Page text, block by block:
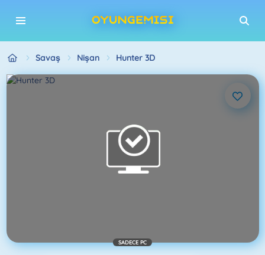
Savaş Nişan Hunter 3D
SADECE PC